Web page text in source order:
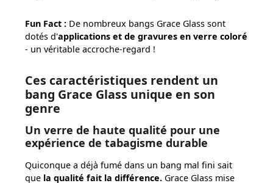
Fun Fact : De nombreux bangs Grace Glass sont
dotés d'applications et de gravures en verre coloré
- un véritable accroche-regard !
Ces caractéristiques rendent un
bang Grace Glass unique en son
genre
Un verre de haute qualité pour une
expérience de tabagisme durable
Quiconque a déjà fumé dans un bang mal fini sait
que la qualité fait la différence. Grace Glass mise